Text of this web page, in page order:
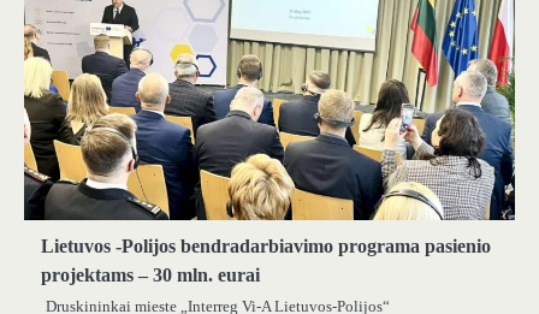
Lietuvos -Polijos bendradarbiavimo programa pasienio
projektams – 30 mln. eurai
Druskininkai mieste „Interreg Vi-A Lietuvos-Polijos“